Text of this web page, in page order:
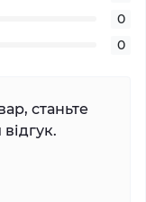
0
0
станьте